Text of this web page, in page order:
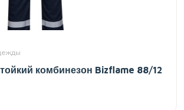
комбинезон Bizflame 88/12